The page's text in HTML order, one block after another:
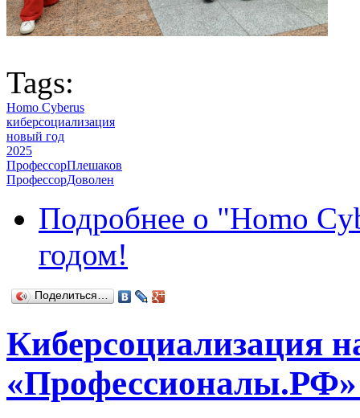
Tags:
Homo Cyberus
киберсоциализация
новый год
2025
ПрофессорПлешаков
ПрофессорДоволен
Подробнее о "Homo
годом!
Поделиться…
Киберсоциализация
«Профессионалы.РФ»